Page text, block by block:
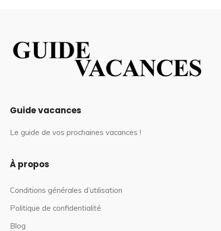
Guide vacances
Le guide de vos prochaines vacances !
À propos
Conditions générales d’utilisation
Politique de confidentialité
Blog